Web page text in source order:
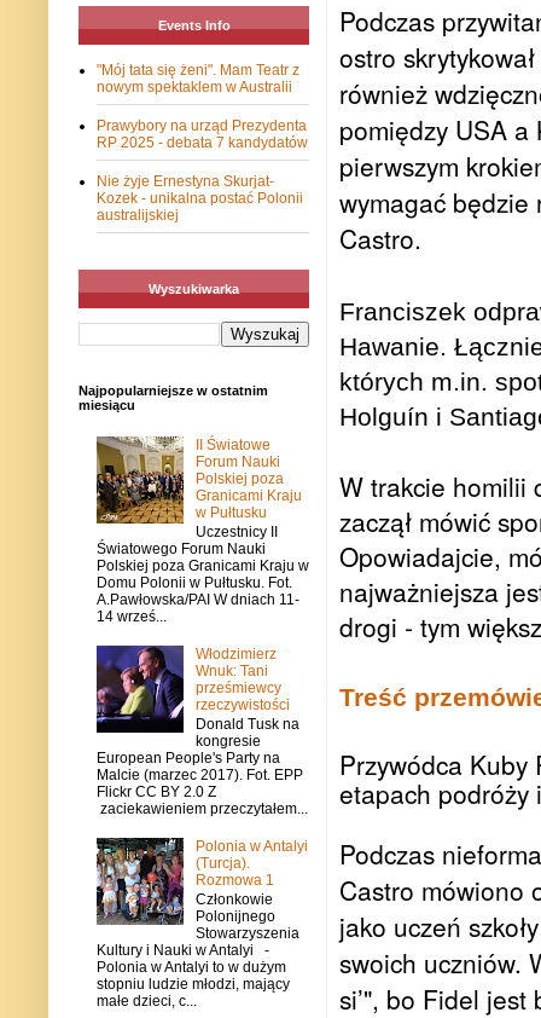
Podczas
ostro
również
pomiędzy USA a
pierwszym
wymagać będzie
Castro.
Franciszek
Hawanie.
których m.in.
Holguín i
W trakcie homilii
zaczął mówić
Opowiadajcie,
najważniejsza
drogi - tym
Treść
Przywódca Kuby
etapach podróży
Podczas
Castro mówiono
jako uczeń
swoich uczniów.
si’", bo Fidel
Events Info
"Mój tata się żeni". Mam Teatr z
nowym spektaklem w Australii
Prawybory na urząd Prezydenta
RP 2025 - debata 7 kandydatów
Nie żyje Ernestyna Skurjat-
Kozek - unikalna postać Polonii
australijskiej
Wyszukiwarka
Najpopularniejsze w ostatnim
miesiącu
II Światowe
Forum Nauki
Polskiej poza
Granicami Kraju
w Pułtusku
Uczestnicy II
Światowego Forum Nauki
Polskiej poza Granicami Kraju w
Domu Polonii w Pułtusku. Fot.
A.Pawłowska/PAI W dniach 11-
14 wrześ...
Włodzimierz
Wnuk: Tani
prześmiewcy
rzeczywistości
Donald Tusk na
kongresie
European People's Party na
Malcie (marzec 2017). Fot. EPP
Flickr CC BY 2.0 Z
zaciekawieniem przeczytałem...
Polonia w Antalyi
(Turcja).
Rozmowa 1
Członkowie
Polonijnego
Stowarzyszenia
Kultury i Nauki w Antalyi -
Polonia w Antalyi to w dużym
stopniu ludzie młodzi, mający
małe dzieci, c...